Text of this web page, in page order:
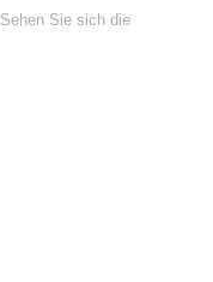
Sehen Sie sich die